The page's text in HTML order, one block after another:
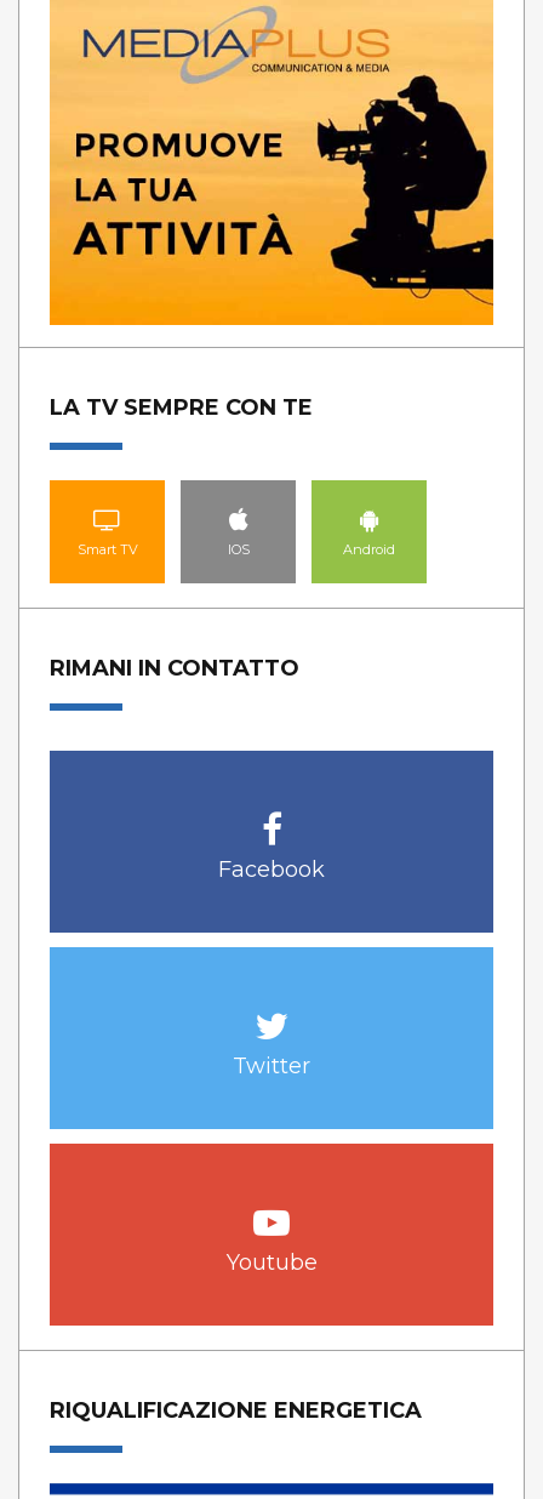
LA TV SEMPRE CON TE
Smart TV IOS Android
RIMANI IN CONTATTO
Facebook
Twitter
Youtube
RIQUALIFICAZIONE ENERGETICA